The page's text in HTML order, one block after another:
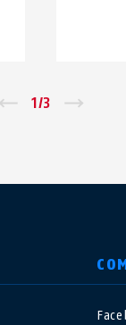
1 /3